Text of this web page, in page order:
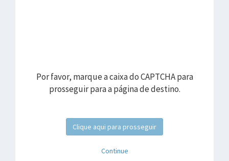
Por favor, marque a caixa do CAPTCHA para
prosseguir para a página de destino.
Clique aqui para prosseguir
Continue